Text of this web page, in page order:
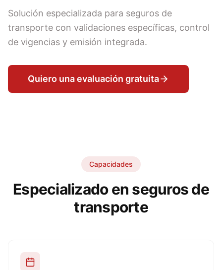
Solución especializada para seguros de
transporte con validaciones específicas, control
de vigencias y emisión integrada.
Quiero una evaluación gratuita
Capacidades
Especializado en seguros de
transporte